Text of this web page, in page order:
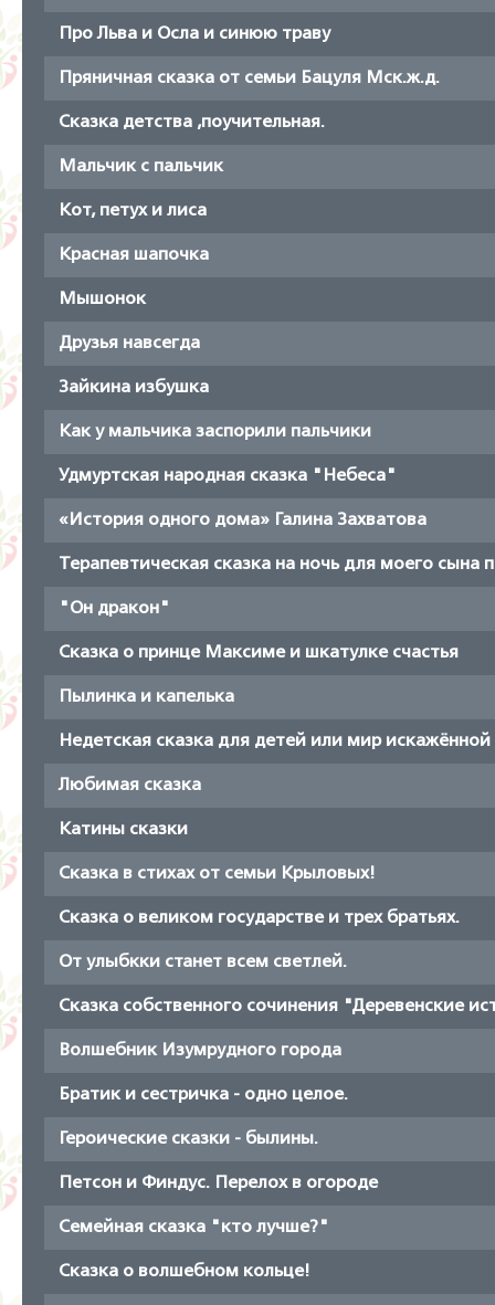
Про Льва и Осла и синюю траву
Пряничная сказка от семьи Бацуля Мск.ж.д.
Сказка детства ,поучительная.
Мальчик с пальчик
Кот, петух и лиса
Красная шапочка
Мышонок
Друзья навсегда
Зайкина избушка
Как у мальчика заспорили пальчики
Удмуртская народная сказка "Небеса"
«История одного дома» Галина Захватова
Терапевтическая сказка на ночь для моего
"Он дракон"
Сказка о принце Максиме и шкатулке счастья
Пылинка и капелька
Недетская сказка для детей или мир искажённой
Любимая сказка
Катины сказки
Сказка в стихах от семьи Крыловых!
Сказка о великом государстве и трех братьях.
От улыбкки станет всем светлей.
Сказка собственного сочинения "Деревенские
Волшебник Изумрудного города
Братик и сестричка - одно целое.
Героические сказки - былины.
Петсон и Финдус. Перелох в огороде
Семейная сказка "кто лучше?"
Сказка о волшебном кольце!